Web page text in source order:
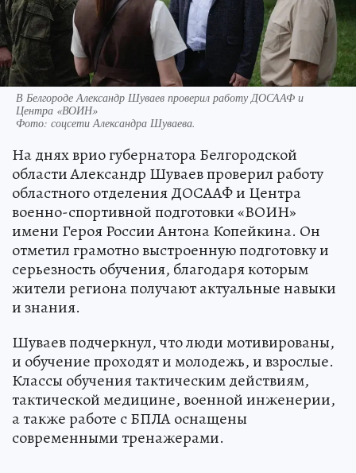
В Белгороде Александр Шуваев проверил работу ДОСААФ и
Центра «ВОИН»
Фото: соцсети Александра Шуваева.
На днях врио губернатора Белгородской
области Александр Шуваев проверил работу
областного отделения ДОСААФ и Центра
военно-спортивной подготовки «ВОИН»
имени Героя России Антона Копейкина. Он
отметил грамотно выстроенную подготовку и
серьезность обучения, благодаря которым
жители региона получают актуальные навыки
и знания.
Шуваев подчеркнул, что люди мотивированы,
и обучение проходят и молодежь, и взрослые.
Классы обучения тактическим действиям,
тактической медицине, военной инженерии,
а также работе с БПЛА оснащены
современными тренажерами.